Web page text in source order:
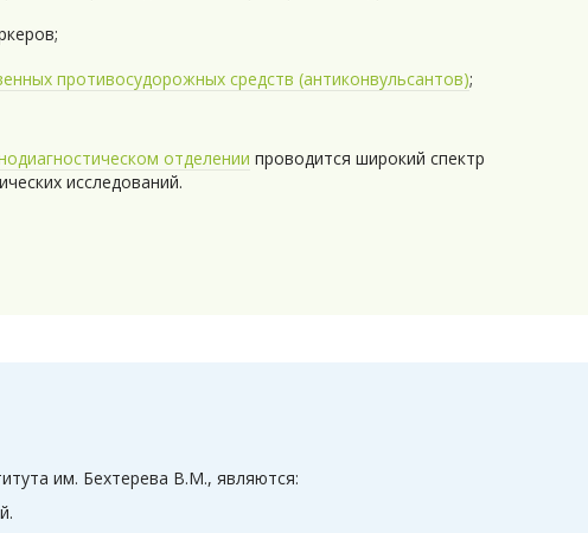
противосудорожных средств (антиконвульсантов);
отделении проводится широкий спектр
исследований.
им. Бехтерева В.М., являются: